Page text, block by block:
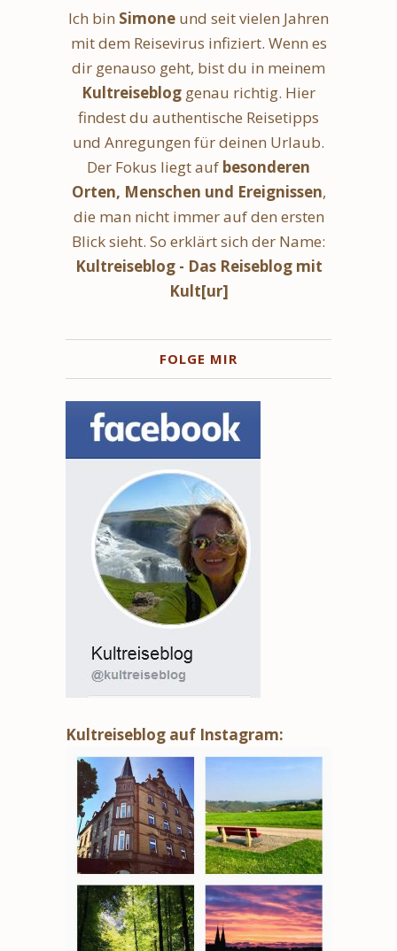
Ich bin Simone und seit vielen Jahren
mit dem Reisevirus infiziert. Wenn es
dir genauso geht, bist du in meinem
Kultreiseblog genau richtig. Hier
findest du authentische Reisetipps
und Anregungen für deinen Urlaub.
Der Fokus liegt auf besonderen
Orten, Menschen und Ereignissen,
die man nicht immer auf den ersten
Blick sieht. So erklärt sich der Name:
Kultreiseblog - Das Reiseblog mit
Kult[ur]
FOLGE MIR
Kultreiseblog auf Instagram: